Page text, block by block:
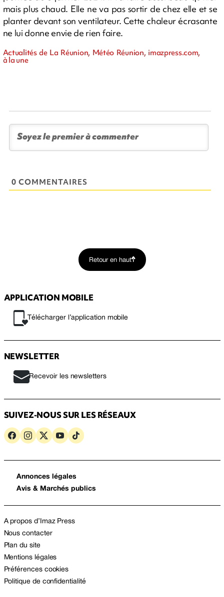
mais plus chaud. Elle ne va pas sortir de chez elle et se
planter devant son ventilateur. Cette chaleur écrasante
ne lui donne envie de rien faire.
Actualités de La Réunion, Météo Réunion, imazpress.com,
à la une
0 COMMENTAIRES
Retour en haut
APPLICATION MOBILE
Télécharger l’application mobile
NEWSLETTER
Recevoir les newsletters
SUIVEZ-NOUS SUR LES RÉSEAUX
Annonces légales
Avis & Marchés publics
A propos d’Imaz Press
Nous contacter
Plan du site
Mentions légales
Préférences cookies
Politique de confidentialité